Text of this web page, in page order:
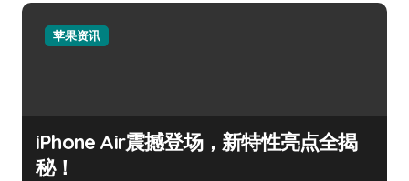
苹果资讯
iPhone Air震撼登场，新特性亮点全揭
秘！